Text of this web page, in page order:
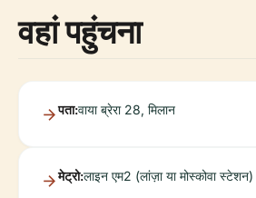
वहां पहुंचना
पता:वाया ब्रेरा 28, मिलान
मेट्रो:लाइन एम2 (लांज़ा या मोस्कोवा स्टेशन)